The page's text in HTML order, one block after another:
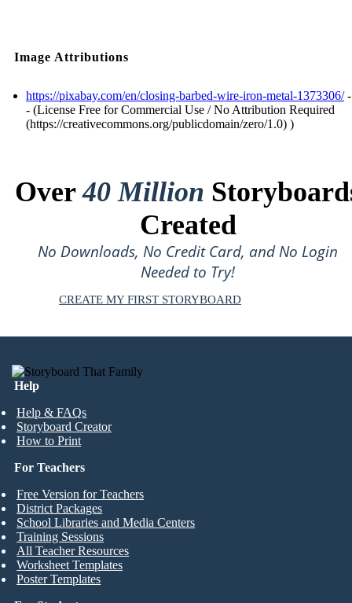
Image Attributions
https://pixabay.com/en/closing-barbed-wire-iron-metal-1373306/-
- (License Free for Commercial Use / No Attribution Required
(https://creativecommons.org/publicdomain/zero/1.0) )
Over40 Million
Created
No Downloads, No Credit Card, and No Login
Needed to Try!
CREATE MY FIRST STORYBOARD
Help
Help & FAQs
Storyboard Creator
How to Print
For Teachers
Free Version for Teachers
District Packages
School Libraries and Media Centers
Training Sessions
All Teacher Resources
Worksheet Templates
Poster Templates